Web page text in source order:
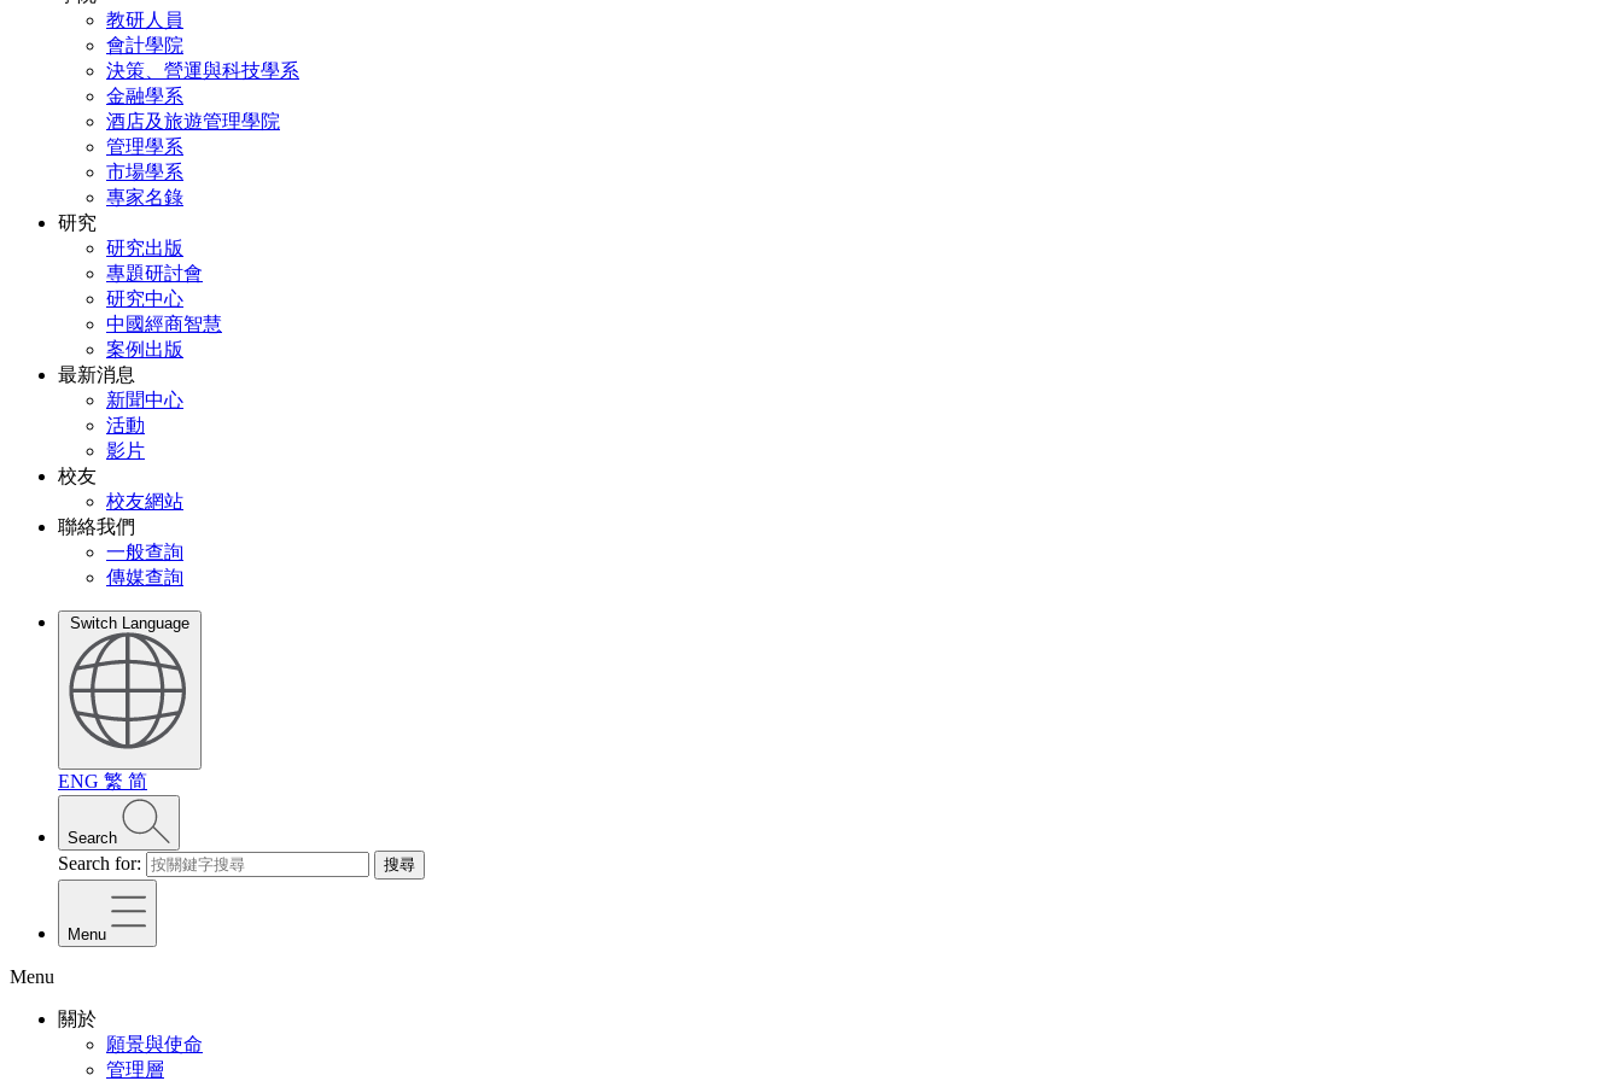
教研人員
會計學院
決策、營運與科技學系
金融學系
酒店及旅遊管理學院
管理學系
市場學系
專家名錄
研究
研究出版
專題研討會
研究中心
中國經商智慧
案例出版
最新消息
新聞中心
活動
影片
校友
校友網站
聯絡我們
一般查詢
傳媒查詢
Switch Language
ENG 繁 简
Search
Search for: 搜尋
Menu
Menu
關於
願景與使命
管理層